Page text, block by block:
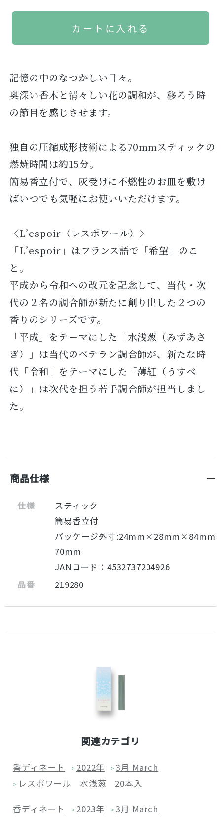
記憶の中のなつかしい日々。
奥深い香木と清々しい花の調和が、移ろう時
の節目を感じさせます。
独自の圧縮成形技術による70mmスティックの
燃焼時間は約15分。
簡易香立付で、灰受けに不燃性のお皿を敷け
ばいつでも気軽にお使いいただけます。
〈L’espoir（レスポワール）〉
「L’espoir」はフランス語で「希望」のこ
と。
平成から令和への改元を記念して、当代・次
代の２名の調合師が新たに創り出した２つの
香りのシリーズです。
「平成」をテーマにした「水浅葱（みずあさ
ぎ）」は当代のベテラン調合師が、新たな時
代「令和」をテーマにした「薄紅（うすべ
に）」は次代を担う若手調合師が担当しまし
た。
商品仕様
仕様
スティック
簡易香立付
パッケージ外寸:24mm×28mm×84mm
70mm
JANコード：4532737204926
品番
219280
関連カテゴリ
香ディネート > 2022年 >3月 March
> レスポワール 水浅葱 20本入
香ディネート > 2023年 >3月 March